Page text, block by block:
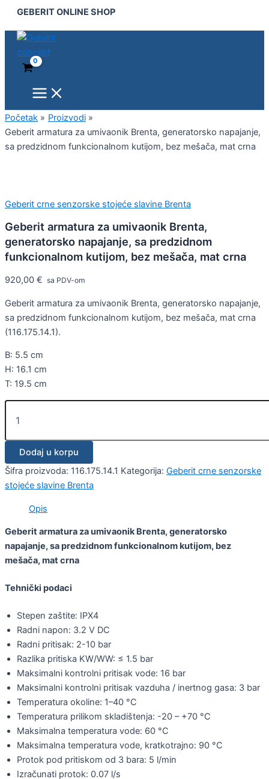
Pređi
sadržaj
GEBERIT ONLINE SHOP
Menu
Početak
Proizvodi
Geberit armatura za umivaonik Brenta, generatorsko napajanje,
sa predzidnom funkcionalnom kutijom, bez mešača, mat crna
Geberit crne senzorske stojeće slavine Brenta
Geberit armatura za umivaonik Brenta,
generatorsko napajanje, sa predzidnom
funkcionalnom kutijom, bez mešača, mat crna
920,00 € sa PDV-om
Geberit armatura za umivaonik Brenta, generatorsko napajanje,
sa predzidnom funkcionalnom kutijom, bez mešača, mat crna
(116.175.14.1).
B: 5.5 cm
H: 16.1 cm
T: 19.5 cm
armatura
za
umivaonik
Brenta,
generatorsko
predzidnom
funkcionalnom
kutijom,
bez
mešača,
Dodaj u korpu
Šifra proizvoda: 116.175.14.1 Kategorija: Geberit crne senzorske
stojeće slavine Brenta
Opis
Geberit armatura za umivaonik Brenta, generatorsko
napajanje, sa predzidnom funkcionalnom kutijom, bez
mešača, mat crna
Tehnički podaci
Stepen zaštite: IPX4
Radni napon: 3.2 V DC
Radni pritisak: 2-10 bar
Razlika pritiska KW/WW: ≤ 1.5 bar
Maksimalni kontrolni pritisak vode: 16 bar
Maksimalni kontrolni pritisak vazduha / inertnog gasa: 3 bar
Temperatura okoline: 1–40 °C
Temperatura prilikom skladištenja: -20 – +70 °C
Maksimalna temperatura vode: 60 °C
Maksimalna temperatura vode, kratkotrajno: 90 °C
Protok pod pritiskom od 3 bara: 5 l/min
Izračunati protok: 0.07 l/s